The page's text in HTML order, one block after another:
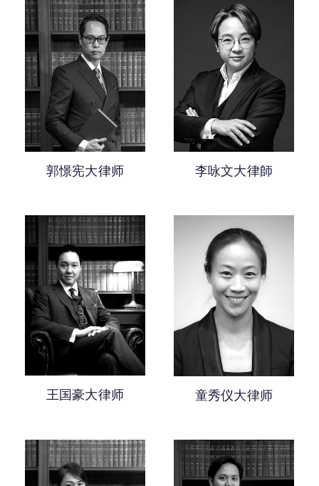
妨碍公共秩序
航运诉讼
纪律聆讯
死因研讯
郭憬宪大律师 李咏文大律師
王国豪大律师 童秀仪大律师